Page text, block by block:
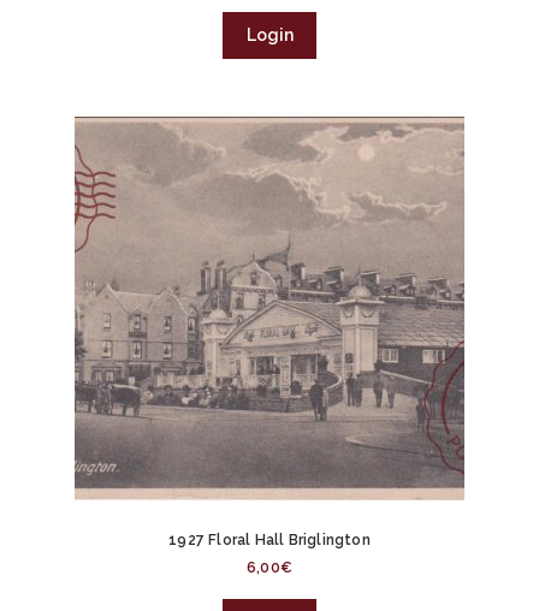
Login
1927 Floral Hall Briglington
6,00€